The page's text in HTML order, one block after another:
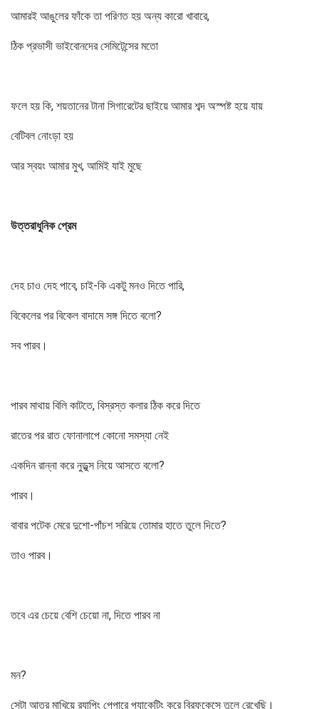
আমারই আঙুলের ফাঁকে তা পরিণত হয় অন্য কারো খাবারে,
ঠিক প্রভাসী ভাইবোনদের সেমিটেন্সের মতো
ফলে হয় কি, শয়তানের টানা সিগারেটের ছাইয়ে আমার শব্দ অস্পষ্ট হয়ে যায়
বেটিবল নোংড়া হয়
আর স্বয়ং আমার মুখ, আমিই যাই মুছে
উত্তরাধুনিকপ্রেম
দেহ চাও দেহ পাবে, চাই-কি একটু মনও দিতে পারি,
বিকেলের পর বিকেল বাদামে সঙ্গ দিতে বলো?
সব পারব।
পারব মাথায় বিলি কাটতে, বিস্রস্ত কলার ঠিক করে দিতে
রাতের পর রাত ফোনালাপে কোনো সমস্যা নেই
একদিন রান্না করে নুডুল্স নিয়ে আসতে বলো?
পারব।
বাবার পটেক মেরে দুশো-পাঁচশ সরিয়ে তোমার হাতে তুলে দিতে?
তাও পারব।
তবে এর চেয়ে বেশি চেয়ো না, দিতে পারব না
মন?
সেটা আতর মাখিয়ে র‌্যাপিং পেপারে প্যাকেটিং করে ব্রিফকেসে তুলে রেখেছি।